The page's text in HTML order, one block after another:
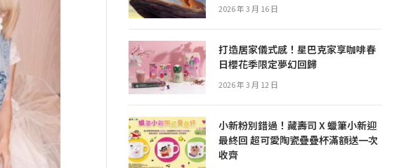
2026 年 3 月 16 日
打造居家儀式感！星巴克家享咖啡春
日櫻花季限定夢幻回歸
2026 年 3 月 12 日
小新粉別錯過！藏壽司 X 蠟筆小新迎
最終回 超可愛陶瓷疊疊杯滿額送一次
收齊